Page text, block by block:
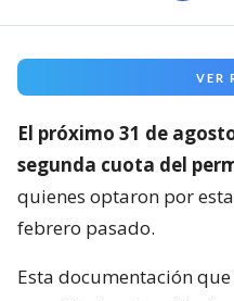
VER
El próximo 31 de
segunda cuota del
quienes optaron por
febrero pasado.
Esta documentación